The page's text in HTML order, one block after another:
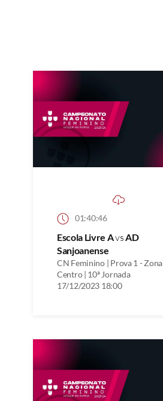
01:40:46
Escola Livre AvsAD
Sanjoanense
CN Feminino | Prova 1 - Zona
Centro | 10ª Jornada
17/12/2023 18:00